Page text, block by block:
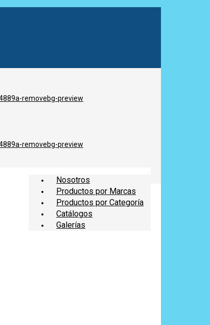
Nosotros
Productos por Marcas
Productos por Categoría
Catálogos
Galerías